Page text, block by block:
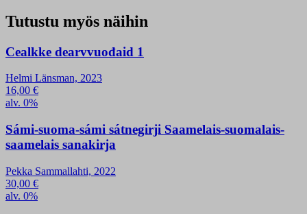
Tutustu myös näihin
Cealkke dearvvuođaid 1
Helmi Länsman, 2023
16,00 €
alv. 0%
Sámi-suoma-sámi sátnegirji Saamelais-suomalais-
saamelais sanakirja
Pekka Sammallahti, 2022
30,00 €
alv. 0%